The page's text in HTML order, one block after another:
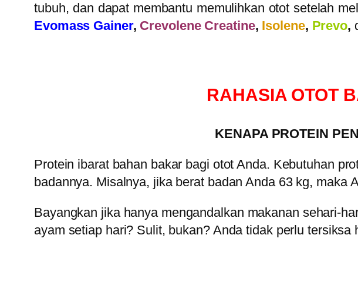
tubuh, dan dapat membantu memulihkan otot setelah
Evomass Gainer, Crevolene Creatine, Isolene, Prevo,
RAHASIA OTOT
KENAPA PROTEIN
Protein ibarat bahan bakar bagi otot Anda. Kebutuhan
badannya. Misalnya, jika berat badan Anda 63 kg, maka
Bayangkan jika hanya mengandalkan makanan sehari-
ayam setiap hari? Sulit, bukan? Anda tidak perlu